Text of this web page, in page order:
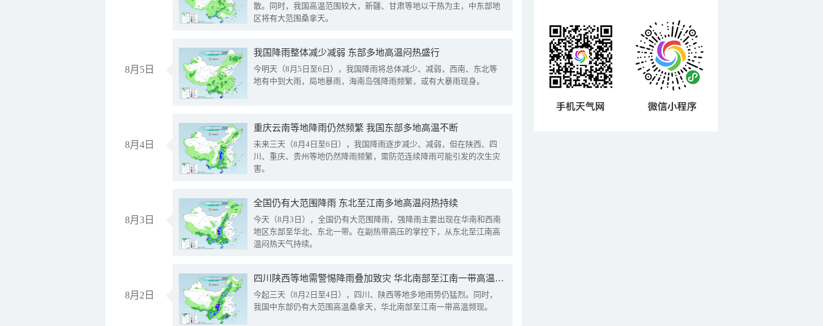
散。同时，我国高温范围较大，新疆、甘肃等地以干热为主，中东部地
区将有大范围桑拿天。
8月5日
我国降雨整体减少减弱 东部多地高温闷热盛行
今明天（8月5日至6日），我国降雨将总体减少、减弱，西南、东北等
地有中到大雨，局地暴雨，海南岛强降雨频繁，或有大暴雨现身。
8月4日
重庆云南等地降雨仍然频繁 我国东部多地高温不断
未来三天（8月4日至6日），我国降雨逐步减少、减弱，但在陕西、四
川、重庆、贵州等地仍然降雨频繁，需防范连续降雨可能引发的次生灾
害。
8月3日
全国仍有大范围降雨 东北至江南多地高温闷热持续
今天（8月3日），全国仍有大范围降雨，强降雨主要出现在华南和西南
地区东部至华北、东北一带。在副热带高压的掌控下，从东北至江南高
温闷热天气持续。
8月2日
四川陕西等地需警惕降雨叠加致灾 华北南部至江南一带高温频现
今起三天（8月2日至4日），四川、陕西等地多地雨势仍猛烈。同时，
我国中东部仍有大范围高温桑拿天，华北南部至江南一带高温频现。